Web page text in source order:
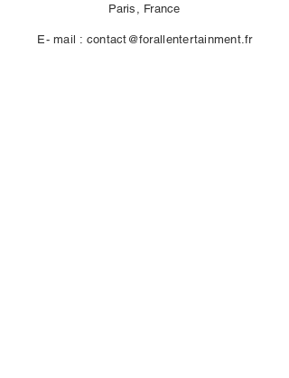
Paris, France
E- mail : contact@forallentertainment.fr